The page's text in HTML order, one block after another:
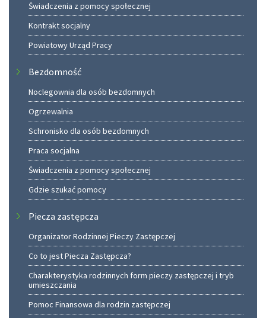
Świadczenia z pomocy społecznej
Kontrakt socjalny
Powiatowy Urząd Pracy
Bezdomność
Noclegownia dla osób bezdomnych
Ogrzewalnia
Schronisko dla osób bezdomnych
Praca socjalna
Świadczenia z pomocy społecznej
Gdzie szukać pomocy
Piecza zastępcza
Organizator Rodzinnej Pieczy Zastępczej
Co to jest Piecza Zastępcza?
Charakterystyka rodzinnych form pieczy zastępczej i tryb
umieszczania
Pomoc Finansowa dla rodzin zastępczej